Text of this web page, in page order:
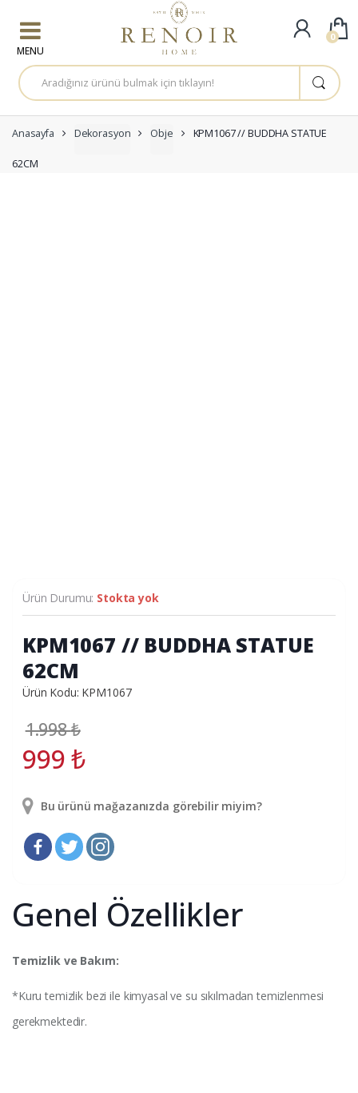
A
r
a
a
:
Anasayfa Dekorasyon Obje KPM1067 // BUDDHA STATUE
62CM
Ürün Durumu: Stokta yok
KPM1067 // BUDDHA STATUE
62CM
Ürün Kodu: KPM1067
1.998₺
999₺
Bu ürünü mağazanızda görebilir miyim?
Genel Özellikler
Temizlik ve Bakım:
*Kuru temizlik bezi ile kimyasal ve su sıkılmadan temizlenmesi
gerekmektedir.
0